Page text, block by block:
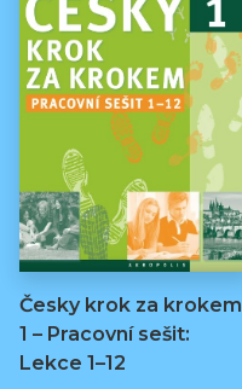
Česky krok za krokem
1 – Pracovní sešit:
Lekce 1–12